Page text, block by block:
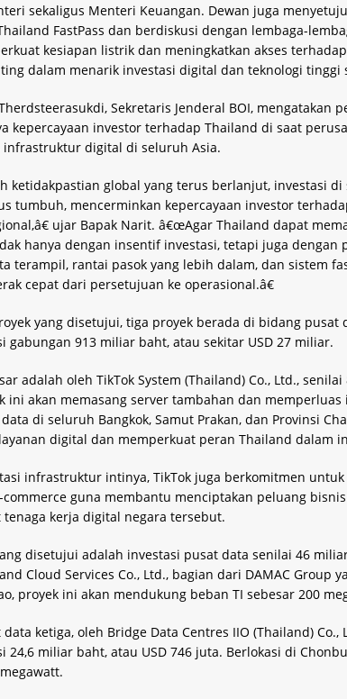
sekaligus Menteri Keuangan. Dewan juga
FastPass dan berdiskusi dengan lembaga-
kesiapan listrik dan meningkatkan akses
dalam menarik investasi digital dan teknologi tinggi
Sekretaris Jenderal BOI,
kepercayaan investor terhadap Thailand di saat
infrastruktur digital di seluruh Asia.
ketidakpastian global yang terus berlanjut, investasi
tumbuh, mencerminkan kepercayaan investor
ujar Bapak Narit. â€œAgar Thailand dapat
hanya dengan insentif investasi, tetapi juga dengan
terampil, rantai pasok yang lebih dalam, dan sistem
cepat dari persetujuan ke operasional.â€
yang disetujui, tiga proyek berada di bidang pusat
gabungan 913 miliar baht, atau sekitar USD 27 miliar.
adalah oleh TikTok System (Thailand) Co., Ltd.,
ini akan memasang server tambahan dan
di seluruh Bangkok, Samut Prakan, dan Provinsi
digital dan memperkuat peran Thailand dalam
infrastruktur intinya, TikTok juga berkomitmen
guna membantu menciptakan peluang
tenaga kerja digital negara tersebut.
disetujui adalah investasi pusat data senilai 46
Cloud Services Co., Ltd., bagian dari DAMAC Group
proyek ini akan mendukung beban TI sebesar 200
data ketiga, oleh Bridge Data Centres IIO (Thailand)
24,6 miliar baht, atau USD 746 juta. Berlokasi di